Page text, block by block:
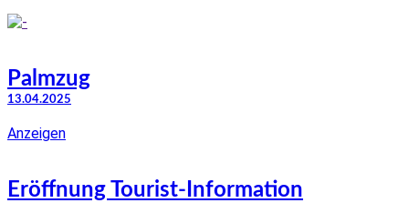
Palmzug
13.04.2025
Anzeigen
Eröffnung Tourist-Information